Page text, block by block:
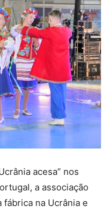
acesa” nos
a associação
na Ucrânia e